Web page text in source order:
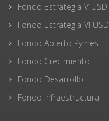
Fondo Estrategia V USD
Fondo Estrategia VI USD
Fondo Abierto Pymes
Fondo Crecimiento
Fondo Desarrollo
Fondo Infraestructura